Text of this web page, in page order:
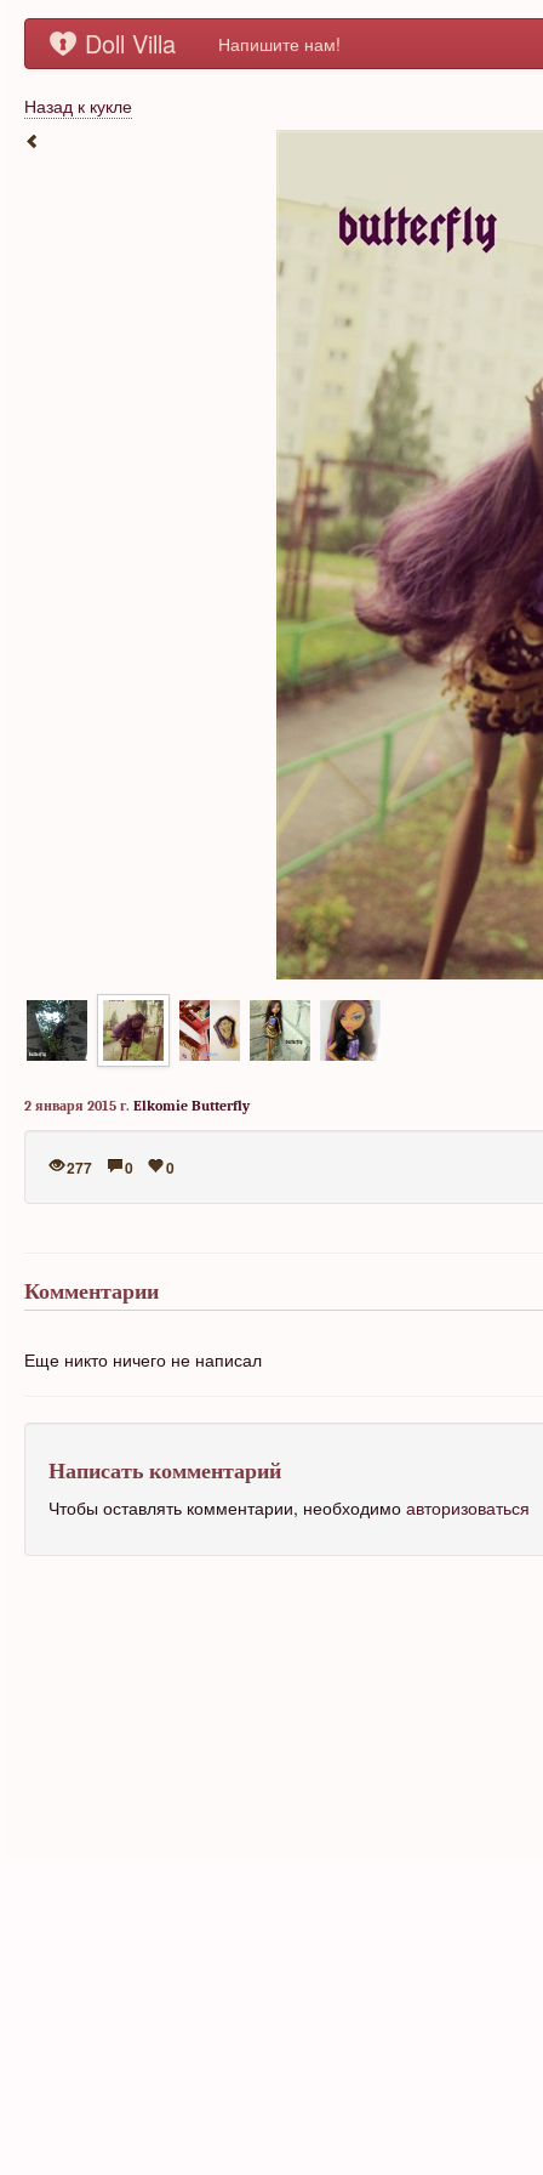
Doll Villa Напишите нам!
Назад к кукле
2 января 2015 г. Elkomie Butterfly
277 0 0
Комментарии
Еще никто ничего не написал
Написать комментарий
Чтобы оставлять комментарии, необходимо авторизоваться